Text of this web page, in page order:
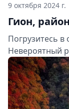
9 октября 2024 г.
Гион, район
Погрузитесь
Невероятный